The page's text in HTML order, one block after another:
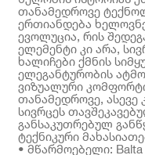
თანამედროვე
ერთიანდება
ევოლუცია, რის
ელემენტი კი არა,
ხალიჩები ქმნის
ელეგანტურობის
ვიზუალური
თანამედროვე, ასევე
სივრცეს
განსაკუთრებულ
ტექნიკური
• მწარმოებელი: Balta